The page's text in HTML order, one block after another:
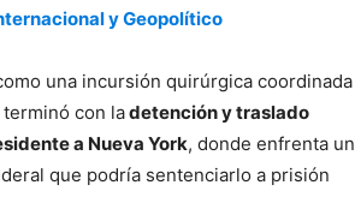
y Geopolítico
una incursión quirúrgica coordinada
con ladetención y traslado
a Nueva York, donde enfrenta un
que podría sentenciarlo a prisión